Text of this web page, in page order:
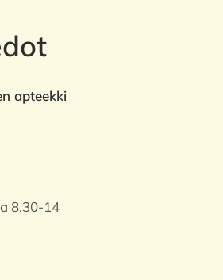
apteekki
8.30-14